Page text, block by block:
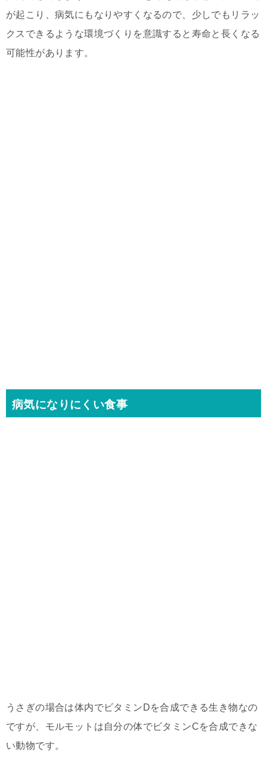
が起こり、病気にもなりやすくなるので、少しでもリラッ
クスできるような環境づくりを意識すると寿命と長くなる
可能性があります。
病気になりにくい食事
うさぎの場合は体内でビタミンDを合成できる生き物なの
ですが、モルモットは自分の体でビタミンCを合成できな
い動物です。